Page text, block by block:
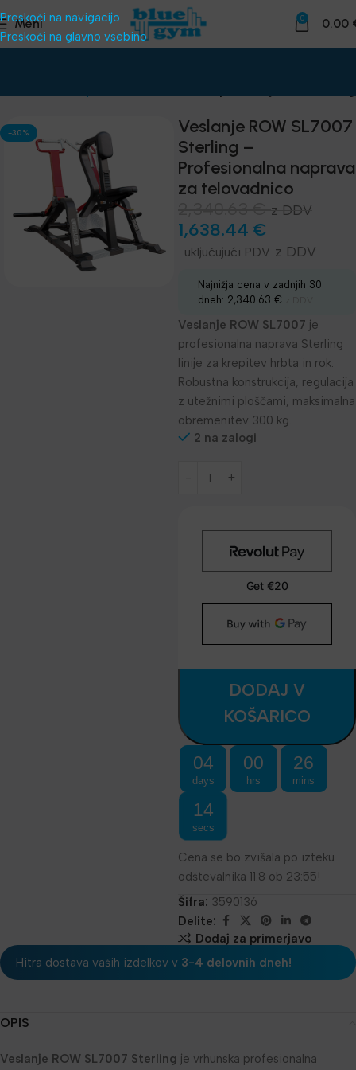
Preskoči na navigacijo
Preskoči na glavno vsebino
Meni 0 0.00
-30%
Veslanje ROW SL7007
Sterling –
Profesionalna naprava
za telovadnico
z DDV
1,638.44 €
z DDV
Najnižja cena v zadnjih 30
dneh: 2,340.63 €
Veslanje ROW SL7007 je
profesionalna naprava Sterling
linije za krepitev hrbta in rok.
Robustna konstrukcija, regulacija
z utežnimi ploščami, maksimalna
obremenitev 300 kg.
2 na zalogi
DODAJ V
KOŠARICO
04
days
00
hrs
26
mins
14
secs
Cena se bo zvišala po izteku
odštevalnika 11.8 ob 23:55!
Šifra: 3590136
Delite:
Dodaj za primerjavo
Hitra dostava vaših izdelkov v 3-4 delovnih dneh!
OPIS
Veslanje ROW SL7007 Sterling je vrhunska profesionalna